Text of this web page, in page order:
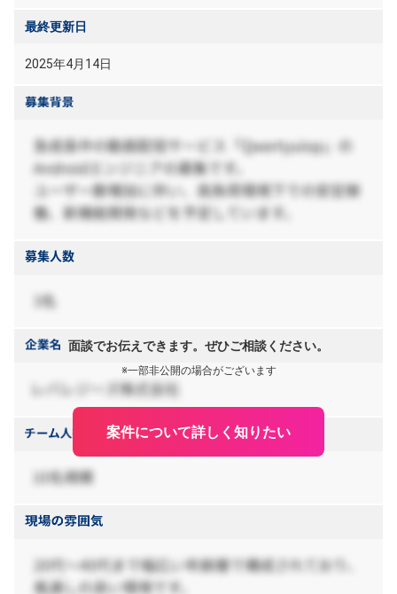
最終更新日
2025年4月14日
面談でお伝えできます。ぜひご相談ください。
※一部非公開の場合がございます
案件について詳しく知りたい